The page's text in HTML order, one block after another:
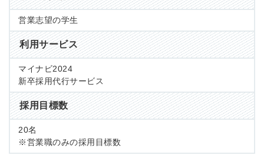
営業志望の学生
利用サービス
マイナビ2024
新卒採用代行サービス
採用目標数
20名
※営業職のみの採用目標数